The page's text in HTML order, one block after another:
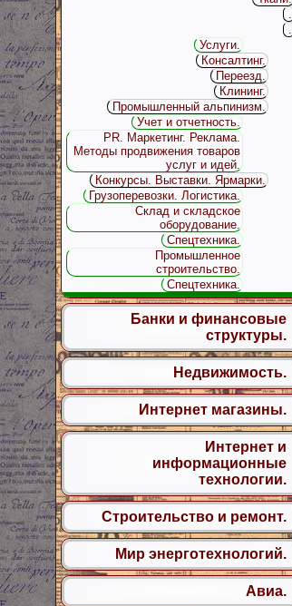
.
.
Услуги.
Консалтинг.
Переезд.
Клининг.
Промышленный альпинизм.
Учет и отчетность.
PR. Маркетинг. Реклама.
Методы продвижения товаров
услуг и идей.
Конкурсы. Выставки. Ярмарки.
Грузоперевозки. Логистика.
Склад и складское
оборудование.
Спецтехника.
Промышленное
строительство.
Спецтехника.
Банки и финансовые
структуры.
Недвижимость.
Интернет магазины.
Интернет и
информационные
технологии.
Строительство и ремонт.
Мир энерготехнологий.
Авиа.